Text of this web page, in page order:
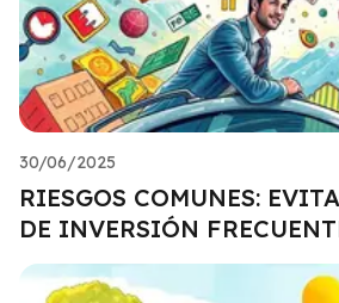
30/06/2025
RIESGOS COMUNES:
DE INVERSIÓN